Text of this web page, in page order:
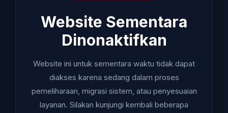
Website Sementara
Dinonaktifkan
Website ini untuk sementara waktu tidak dapat
diakses karena sedang dalam proses
pemeliharaan, migrasi sistem, atau penyesuaian
layanan. Silakan kunjungi kembali beberapa